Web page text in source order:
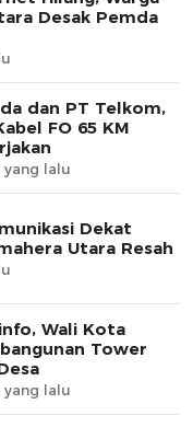
Desak Pemda
dan PT Telkom,
FO 65 KM
yang lalu
Dekat
Utara Resah
Wali Kota
Tower
lalu